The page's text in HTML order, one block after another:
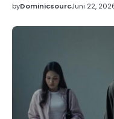
byDominicsourcJuni 22,